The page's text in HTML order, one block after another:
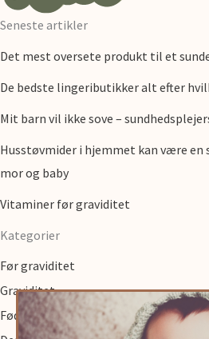
Seneste artikler
Det mest oversete produkt til et
De bedste lingeributikker alt efter
Mit barn vil ikke sove –
Husstøvmider i hjemmet kan være
mor og baby
Vitaminer før graviditet
Kategorier
Før graviditet
Graviditet
Fødsel